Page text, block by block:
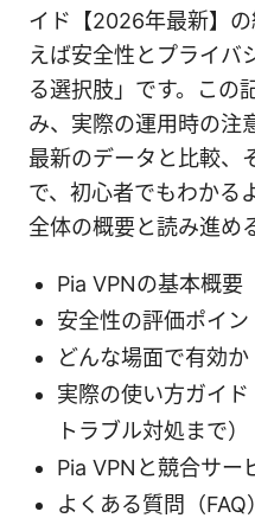
イド【2026年最新】
えば安全性とプライバ
る選択肢」です。この
み、実際の運用時の注
最新のデータと比較、
で、初心者でもわかる
全体の概要と読み進め
Pia VPNの基本概要
安全性の評価ポイ
どんな場面で有効か
実際の使い方ガイド
トラブル対処まで）
Pia VPNと競合サー
よくある質問（FAQ）